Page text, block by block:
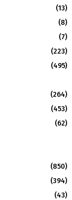
(13)
(8)
(7)
(223)
(495)
(264)
(453)
(62)
(850)
(394)
(43)